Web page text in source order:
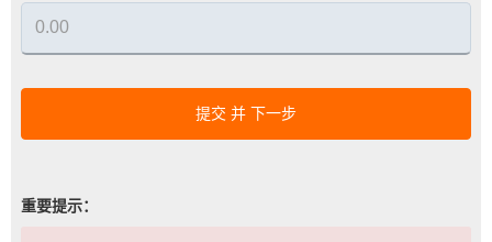
提交 并 下一步
重要提示：